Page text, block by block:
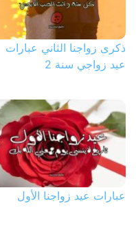
ذكرى زواجنا الثاني عبارات
عيد زواجي سنة 2
عبارات عيد زواجنا الأول